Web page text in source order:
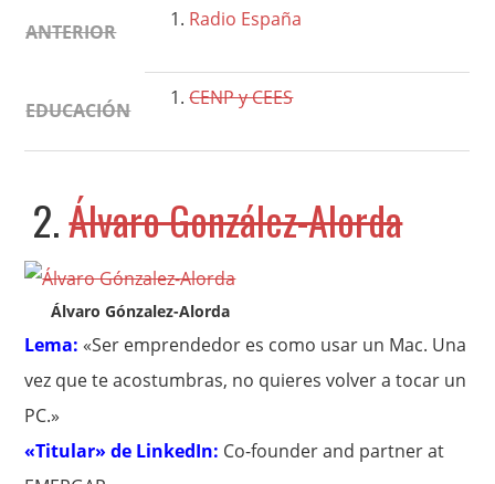
ANTERIOR
Radio España
EDUCACIÓN
CENP y CEES
2.Álvaro González-Alorda
Álvaro Gónzalez-Alorda
Lema: «Ser emprendedor es como usar un Mac. Una
vez que te acostumbras, no quieres volver a tocar un
PC.»
«Titular» de LinkedIn: Co-founder and partner at